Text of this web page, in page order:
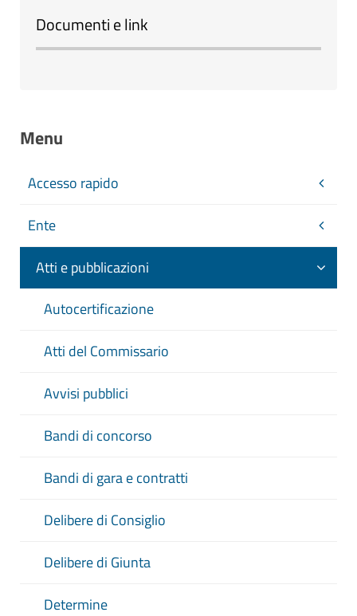
Documenti e link
Menu
Accesso rapido
Ente
Atti e pubblicazioni
Autocertificazione
Atti del Commissario
Avvisi pubblici
Bandi di concorso
Bandi di gara e contratti
Delibere di Consiglio
Delibere di Giunta
Determine